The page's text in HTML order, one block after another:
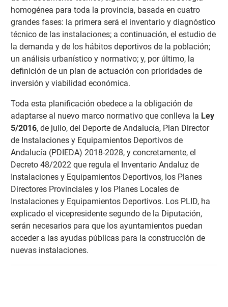
homogénea para toda la provincia, basada en cuatro
grandes fases: la primera será el inventario y diagnóstico
técnico de las instalaciones; a continuación, el estudio de
la demanda y de los hábitos deportivos de la población;
un análisis urbanístico y normativo; y, por último, la
definición de un plan de actuación con prioridades de
inversión y viabilidad económica.
Toda esta planificación obedece a la obligación de
adaptarse al nuevo marco normativo que conlleva la Ley
5/2016, de julio, del Deporte de Andalucía, Plan Director
de Instalaciones y Equipamientos Deportivos de
Andalucía (PDIEDA) 2018-2028, y concretamente, el
Decreto 48/2022 que regula el Inventario Andaluz de
Instalaciones y Equipamientos Deportivos, los Planes
Directores Provinciales y los Planes Locales de
Instalaciones y Equipamientos Deportivos. Los PLID, ha
explicado el vicepresidente segundo de la Diputación,
serán necesarios para que los ayuntamientos puedan
acceder a las ayudas públicas para la construcción de
nuevas instalaciones.